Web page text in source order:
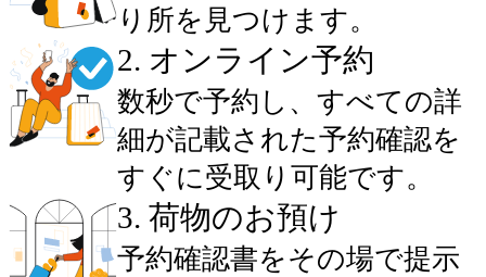
り所を見つけます。
2. オンライン予約
数秒で予約し、すべての詳
細が記載された予約確認を
すぐに受取り可能です。
3. 荷物のお預け
予約確認書をその場で提示